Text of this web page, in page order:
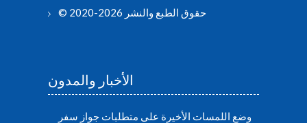
© حقوق الطبع والنشر 2026-2020
الأخبار والمدون
وضع اللمسات الأخيرة على متطلبات جواز سفر